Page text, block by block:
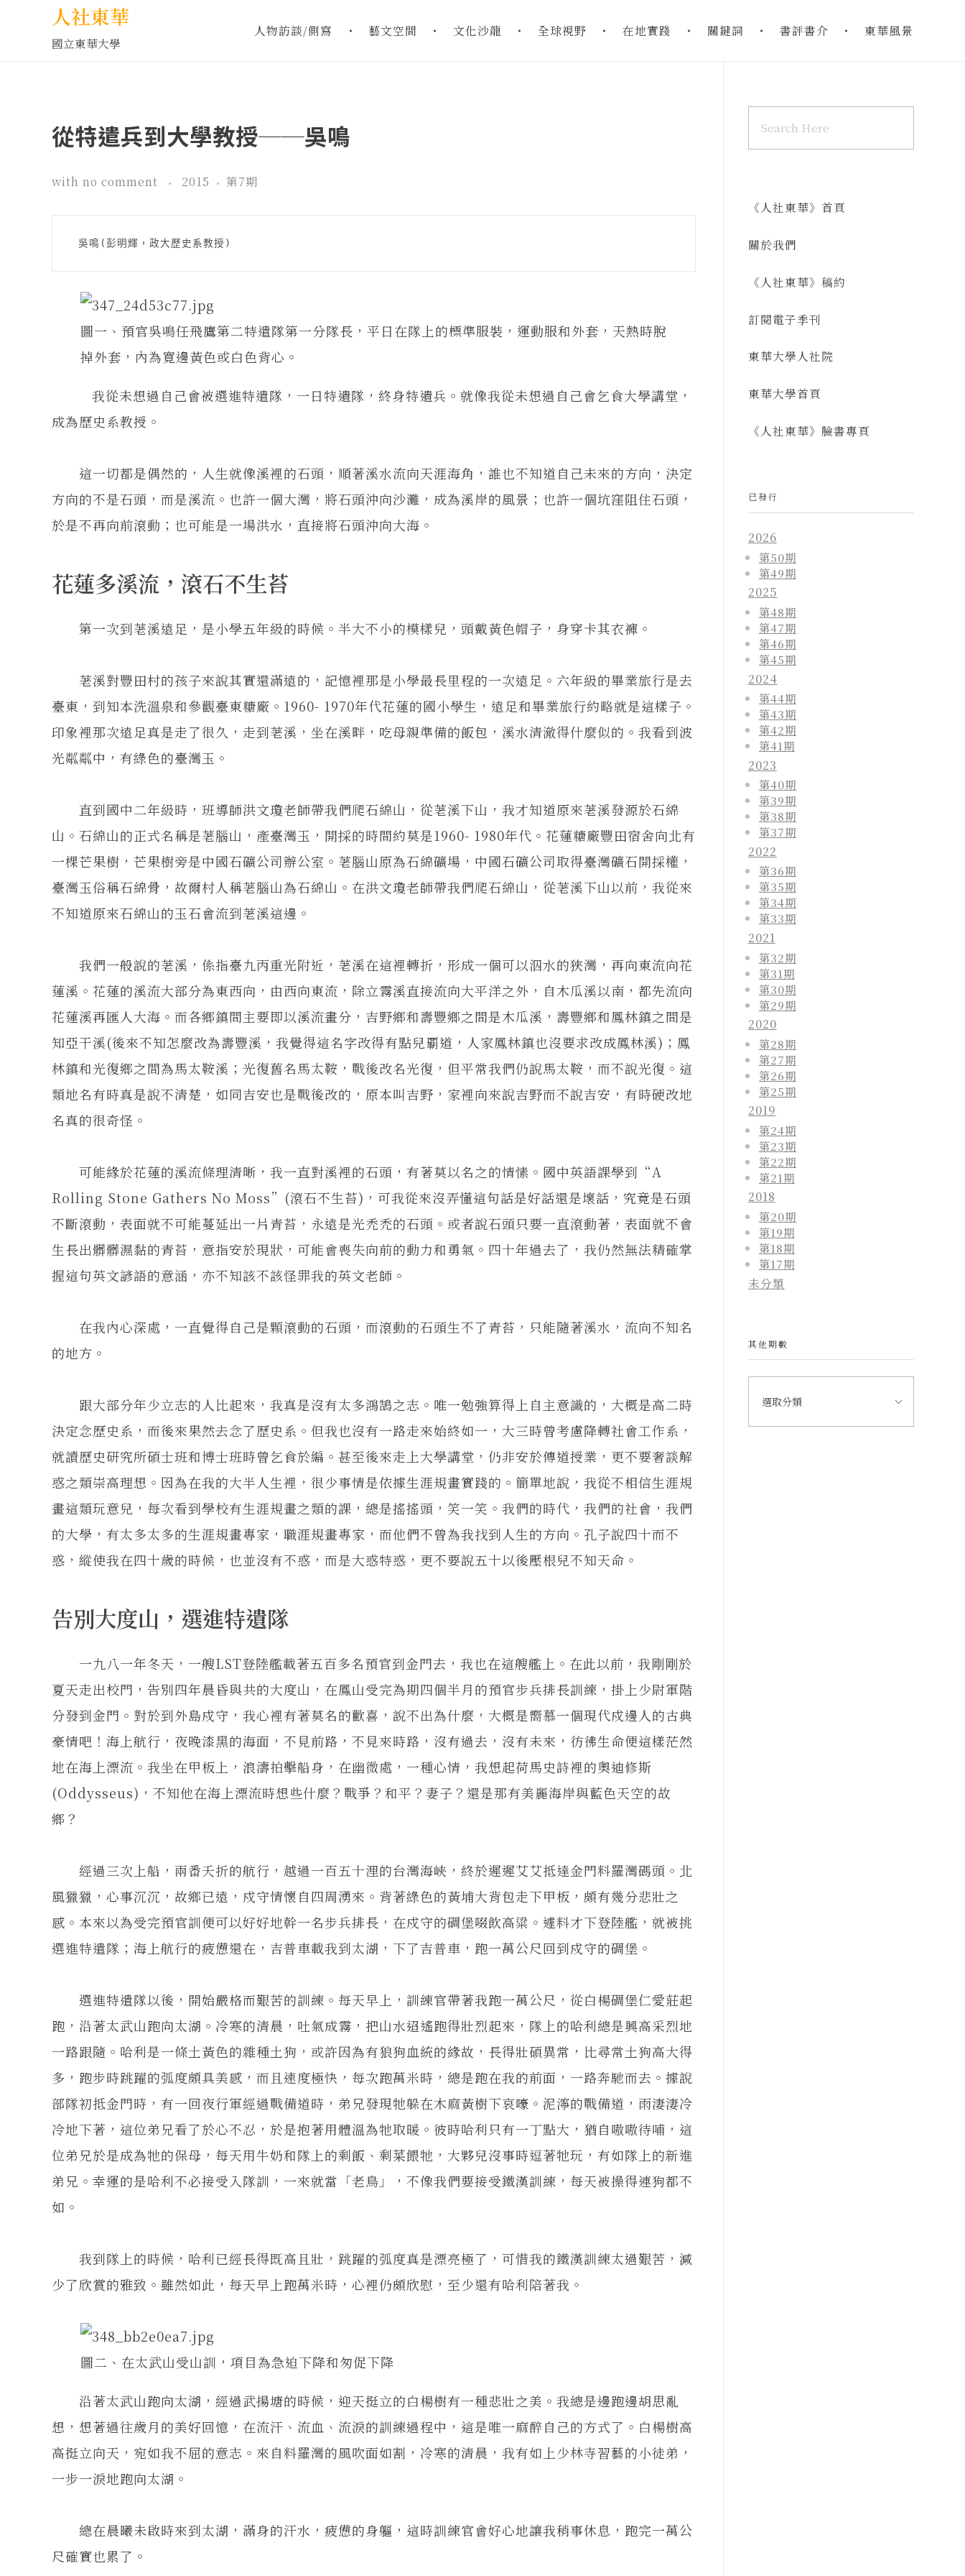
人社東華
國立東華大學
人物訪談/側寫 藝文空間 文化沙龍 全球視野 在地實踐 關鍵詞 書評書介 東華風景
從特遣兵到大學教授──吳鳴
with no comment 2015 第7期
吳鳴(彭明輝，政大歷史系教授)
圖一、預官吳鳴任飛鷹第二特遣隊第一分隊長，平日在隊上的標準服裝，運動服和外套，天熱時脫
掉外套，內為寛邊黃色或白色背心。
我從未想過自己會被選進特遣隊，一日特遺隊，終身特遺兵。就像我從未想過自己會乞食大學講堂，
成為歷史系教授。
這一切都是偶然的，人生就像溪裡的石頭，順著溪水流向天涯海角，誰也不知道自己未來的方向，決定
方向的不是石頭，而是溪流。也許一個大灣，將石頭沖向沙灘，成為溪岸的風景；也許一個坑窪阻住石頭，
於是不再向前滾動；也可能是一場洪水，直接將石頭沖向大海。
花蓮多溪流，滾石不生苔
第一次到荖溪遠足，是小學五年級的時候。半大不小的模樣兒，頭戴黃色帽子，身穿卡其衣褲。
荖溪對豐田村的孩子來說其實還滿遠的，記憶裡那是小學最長里程的一次遠足。六年級的畢業旅行是去
臺東，到知本洗溫泉和參觀臺東糖廠。1960- 1970年代花蓮的國小學生，遠足和畢業旅行約略就是這樣子。
印象裡那次遠足真是走了很久，走到荖溪，坐在溪畔，吃母親準備的飯包，溪水清澈得什麼似的。我看到波
光粼粼中，有綠色的臺灣玉。
直到國中二年級時，班導師洪文瓊老師帶我們爬石綿山，從荖溪下山，我才知道原來荖溪發源於石綿
山。石綿山的正式名稱是荖腦山，產臺灣玉，開採的時間約莫是1960- 1980年代。花蓮糖廠豐田宿舍向北有
一棵芒果樹，芒果樹旁是中國石礦公司辦公室。荖腦山原為石綿礦場，中國石礦公司取得臺灣礦石開採權，
臺灣玉俗稱石綿骨，故爾村人稱荖腦山為石綿山。在洪文瓊老師帶我們爬石綿山，從荖溪下山以前，我從來
不知道原來石綿山的玉石會流到荖溪這邊。
我們一般說的荖溪，係指臺九丙重光附近，荖溪在這裡轉折，形成一個可以泅水的狹灣，再向東流向花
蓮溪。花蓮的溪流大部分為東西向，由西向東流，除立霧溪直接流向大平洋之外，自木瓜溪以南，都先流向
花蓮溪再匯人大海。而各鄉鎮間主要即以溪流畫分，吉野鄉和壽豐鄉之間是木瓜溪，壽豐鄉和鳳林鎮之間是
知亞干溪(後來不知怎麼改為壽豐溪，我覺得這名字改得有點兒覇道，人家鳳林鎮也沒要求改成鳳林溪)；鳳
林鎮和光復鄉之間為馬太鞍溪；光復舊名馬太鞍，戰後改名光復，但平常我們仍說馬太鞍，而不說光復。這
類地名有時真是說不清楚，如同吉安也是戰後改的，原本叫吉野，家裡向來說吉野而不說吉安，有時硬改地
名真的很奇怪。
可能緣於花蓮的溪流條理清晰，我一直對溪裡的石頭，有著莫以名之的情愫。國中英語課學到“A
Rolling Stone Gathers No Moss”(滾石不生苔)，可我從來沒弄懂這句話是好話還是壞話，究竟是石頭
不斷滾動，表面就不可能蔓延出一片青苔，永遠是光禿禿的石頭。或者說石頭只要一直滾動著，表面就不會
生長出髒髒濕黏的青苔，意指安於現狀，可能會喪失向前的動力和勇氣。四十年過去了，我仍然無法精確掌
握這句英文諺語的意涵，亦不知該不該怪罪我的英文老師。
在我內心深處，一直覺得自己是顆滾動的石頭，而滾動的石頭生不了青苔，只能隨著溪水，流向不知名
的地方。
跟大部分年少立志的人比起來，我真是沒有太多鴻鵠之志。唯一勉強算得上自主意識的，大概是高二時
決定念歷史系，而後來果然去念了歷史系。但我也沒有一路走來始終如一，大三時曾考慮降轉社會工作系，
就讀歷史研究所碩士班和博士班時曾乞食於編。甚至後來走上大學講堂，仍非安於傳道授業，更不要奢談解
惑之類崇高理想。因為在我的大半人生裡，很少事情是依據生涯規畫實踐的。簡單地說，我從不相信生涯規
畫這類玩意兒，每次看到學校有生涯規畫之類的課，總是搖搖頭，笑一笑。我們的時代，我們的社會，我們
的大學，有太多太多的生涯規畫專家，職涯規畫專家，而他們不曾為我找到人生的方向。孔子說四十而不
惑，縱使我在四十歲的時候，也並沒有不惑，而是大惑特惑，更不要說五十以後壓根兒不知天命。
告別大度山，選進特遺隊
一九八一年冬天，一艘LST登陸艦載著五百多名預官到金門去，我也在這艘艦上。在此以前，我剛剛於
夏天走出校門，告別四年晨昏與共的大度山，在鳳山受完為期四個半月的預官步兵排長訓練，掛上少尉軍階
分發到金門。對於到外島戍守，我心裡有著莫名的歡喜，說不出為什麼，大概是嚮慕一個現代戍邊人的古典
豪情吧！海上航行，夜晚漆黑的海面，不見前路，不見來時路，沒有過去，沒有未來，彷彿生命便這樣茫然
地在海上漂流。我坐在甲板上，浪濤拍擊船身，在幽微處，一種心情，我想起荷馬史詩裡的奧迪修斯
(Oddysseus)，不知他在海上漂流時想些什麼？戰爭？和平？妻子？還是那有美麗海岸與藍色天空的故
鄉？
經過三次上船，兩番夭折的航行，越過一百五十浬的台灣海峽，終於遲遲艾艾抵達金門料羅灣碼頭。北
風獵獵，心事沉沉，故鄉已遠，戍守情懷自四周湧來。背著綠色的黃埔大背包走下甲板，頗有幾分悲壯之
感。本來以為受完預官訓便可以好好地幹一名步兵排長，在戍守的碉堡啜飲高粱。遽料才下登陸艦，就被挑
選進特遣隊；海上航行的疲憊還在，吉普車載我到太湖，下了吉普車，跑一萬公尺回到戍守的碉堡。
選進特遣隊以後，開始嚴格而艱苦的訓練。每天早上，訓練官帶著我跑一萬公尺，從白楊碉堡仁愛莊起
跑，沿著太武山跑向太湖。冷寒的清晨，吐氣成霧，把山水迢遙跑得壯烈起來，隊上的哈利總是興高采烈地
一路跟隨。哈利是一條土黃色的雜種土狗，或許因為有狼狗血統的緣故，長得壯碩異常，比尋常土狗高大得
多，跑步時跳躍的弧度頗具美感，而且速度極快，每次跑萬米時，總是跑在我的前面，一路奔馳而去。據說
部隊初抵金門時，有一回夜行軍經過戰備道時，弟兄發現牠躲在木麻黃樹下哀嚎。泥濘的戰備道，雨淒淒冷
冷地下著，這位弟兄看了於心不忍，於是抱著用體溫為牠取暖。彼時哈利只有一丁點大，猶自嗷嗷待哺，這
位弟兄於是成為牠的保母，每天用牛奶和隊上的剩飯、剩菜餵牠，大夥兒沒事時逗著牠玩，有如隊上的新進
弟兄。幸運的是哈利不必接受入隊訓，一來就當「老鳥」，不像我們要接受鐵漢訓練，每天被操得連狗都不
如。
我到隊上的時候，哈利已經長得既高且壯，跳躍的弧度真是漂亮極了，可惜我的鐵漢訓練太過艱苦，減
少了欣賞的雅致。雖然如此，每天早上跑萬米時，心裡仍頗欣慰，至少還有哈利陪著我。
圖二、在太武山受山訓，項目為急迫下降和匆促下降
沿著太武山跑向太湖，經過武揚塘的時候，迎天挺立的白楊樹有一種悲壯之美。我總是邊跑邊胡思亂
想，想著過往歲月的美好回憶，在流汗、流血、流淚的訓練過程中，這是唯一麻醉自己的方式了。白楊樹高
高挺立向天，宛如我不屈的意志。來自料羅灣的風吹面如割，冷寒的清晨，我有如上少林寺習藝的小徒弟，
一步一淚地跑向太湖。
總在晨曦未啟時來到太湖，滿身的汗水，疲憊的身軀，這時訓練官會好心地讓我稍事休息，跑完一萬公
尺確實也累了。
《人社東華》首頁
關於我們
《人社東華》稿約
訂閱電子季刊
東華大學人社院
東華大學首頁
《人社東華》臉書專頁
已發行
2026
第50期
第49期
2025
第48期
第47期
第46期
第45期
2024
第44期
第43期
第42期
第41期
2023
第40期
第39期
第38期
第37期
2022
第36期
第35期
第34期
第33期
2021
第32期
第31期
第30期
第29期
2020
第28期
第27期
第26期
第25期
2019
第24期
第23期
第22期
第21期
2018
第20期
第19期
第18期
第17期
未分類
其他期數